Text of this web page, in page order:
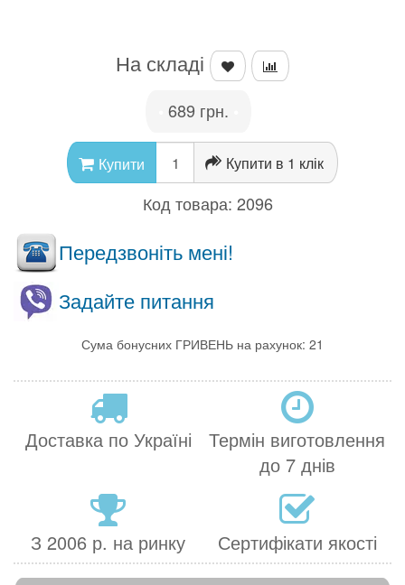
На складі
689 грн.
Купити Купити в 1 клік
Код товара: 2096
Передзвоніть мені!
Задайте питання
Сума бонусних ГРИВЕНЬ на рахунок: 21
Доставка по Україні
Термін виготовлення
до 7 днів
З 2006 р. на ринку Сертифікати якості